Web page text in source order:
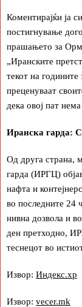
Коментирајќи ја
постигнување
прашањето за
„Иранските
текот на
преценуваат
дека овој пат
Иранска гарда:
Од друга страна,
гарда (ИРГЦ)
нафта и
во последните 24
нивна дозвола и
ден претходно,
теснецот во
Извор: Индекс.хр
Извор: vecer.mk